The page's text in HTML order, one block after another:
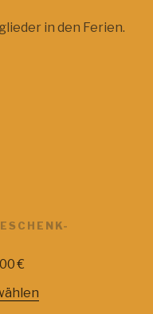
in den Ferien.
€